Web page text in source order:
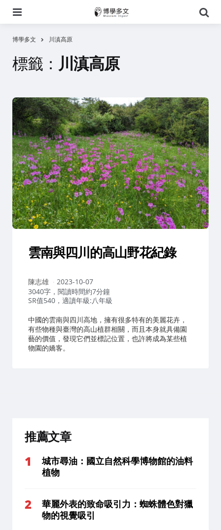
尋
博學多文 川滇高原
標籤： 川滇高原
雲南與四川的高山野花紀錄
作
者：
陳志雄
2023-10-07
3040字，閱讀時間約7分鐘
SR值540，適讀年級:八年級
中國的雲南與四川高地，擁有很多特有的美麗花卉，
有些物種與臺灣的高山植群相關，而且本身就具備園
藝的價值，發現它們並標記位置，也許將成為某些植
物園的嬌客。
推薦文章
城市尋油：國立自然科學博物館的油料
植物
華麗外表的致命吸引力：蜘蛛體色對獵
物的視覺吸引